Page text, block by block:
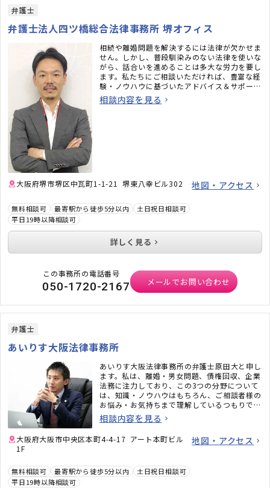
弁護士
弁護士法人四ツ橋総合法律事務所 堺オフィス
相続や離婚問題を解決するには法律が欠かせま
せん。しかし、普段馴染みのない法律を使いな
がら、話合いを進めることは多大な労力を要し
ます。私たちにご相談いただければ、豊富な経
験・ノウハウに基づいたアドバイス＆サポート
をさせていただきます。「相談してよかった」
と思っていただけるよう誠心誠意ご支援いたし
相談内容を見る
大阪府堺市堺区中瓦町1-1-21 堺東八幸ビル302 地図・アクセス
無料相談可 最寄駅から徒歩5分以内
土日祝日相談可
平日19時以降相談可
詳しく見る
この事務所の電話番号
050-1720-2167 メールでお問い合わせ
弁護士
あいりす大阪法律事務所
あいりす大阪法律事務所の弁護士原田大と申し
ます。私は、離婚・男女問題、債権回収、企業
法務に注力しており、この3つの分野について
は、知識・ノウハウはもちろん、ご相談者様の
お悩み・お気持ちまで理解しているつもりで
す。相談という短い時間の中でも、じっくりと
お悩みを伺い最善の解決方法をご提案いたしま
す。ぜひ、あなたのお悩みを聞かせてくださ
い。
相談内容を見る
大阪府大阪市中央区本町4-4-17 アート本町ビル
1F
地図・アクセス
無料相談可 最寄駅から徒歩5分以内
土日祝日相談可
平日19時以降相談可